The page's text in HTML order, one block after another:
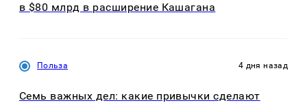
в $80 млрд в расширение Кашагана
Польза 4 дня назад
Семь важных дел: какие привычки сделают